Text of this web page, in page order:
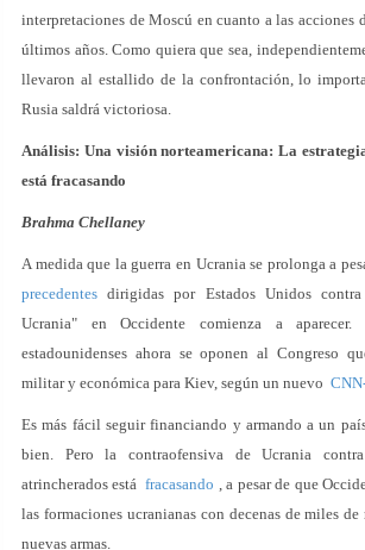
interpretaciones de Moscú en cuanto a las acciones
últimos años. Como quiera que sea,
llevaron al estallido de la confrontación, lo
Rusia saldrá victoriosa.
Análisis: Una visión norteamericana: La
está fracasando
Brahma Chellaney
A medida que la guerra en Ucrania se prolonga a
precedentes dirigidas por Estados Unidos
Ucrania" en Occidente comienza a
estadounidenses ahora se oponen al Congreso
militar y económica para Kiev, según un nuevo
Es más fácil seguir financiando y armando a un
bien. Pero la contraofensiva de Ucrania
atrincherados estáfracasando , a pesar de que
las formaciones ucranianas con decenas de miles
nuevas armas.